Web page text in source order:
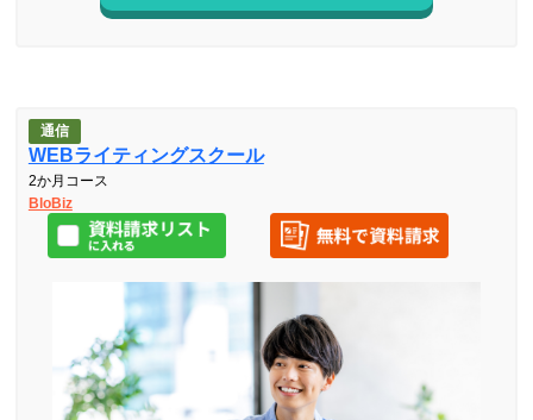
通信
WEBライティングスクール
2か月コース
BloBiz